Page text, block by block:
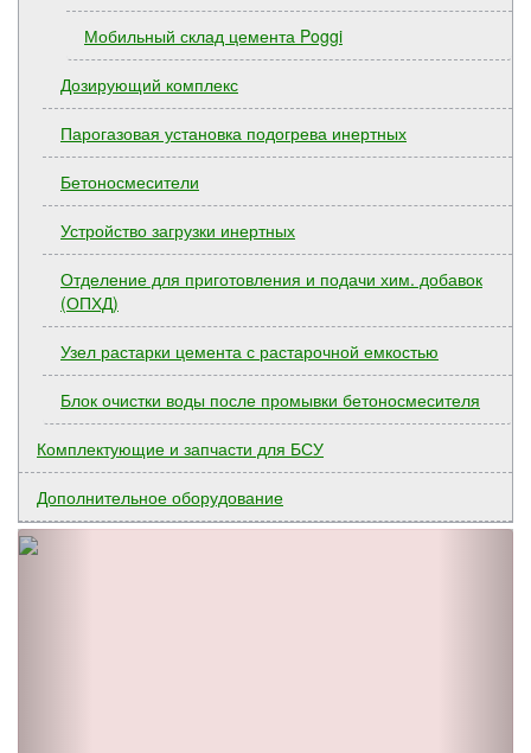
Мобильный склад цемента Poggi
Дозирующий комплекс
Парогазовая установка подогрева инертных
Бетоносмесители
Устройство загрузки инертных
Отделение для приготовления и подачи хим. добавок
(ОПХД)
Узел растарки цемента с растарочной емкостью
Блок очистки воды после промывки бетоносмесителя
Комплектующие и запчасти для БСУ
Дополнительное оборудование